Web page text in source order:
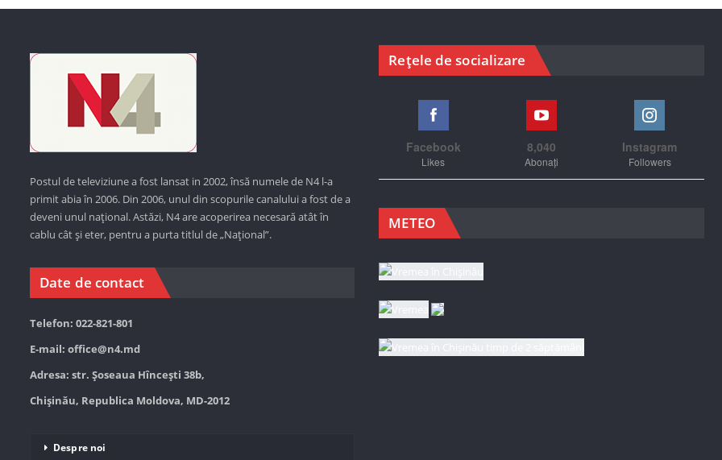
Postul de televiziune a fost lansat in 2002, însă numele de N4 l-a
primit abia în 2006. Din 2006, unul din scopurile canalului a fost de a
deveni unul național. Astăzi, N4 are acoperirea necesară atât în
cablu cât și eter, pentru a purta titlul de „Național”.
Date de contact
Telefon: 022-821-801
E-mail: office@n4.md
Adresa: str. Șoseaua Hînceşti 38b,
Chișinău, Republica Moldova, MD-2012
Despre noi
Rețele de socializare
Facebook
Likes
8,040
Abonați
Instagram
Followers
METEO